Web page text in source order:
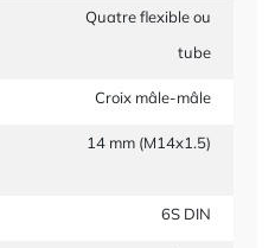
Quatre flexible ou
tube
Croix mâle-mâle
14 mm (M14x1.5)
6S DIN